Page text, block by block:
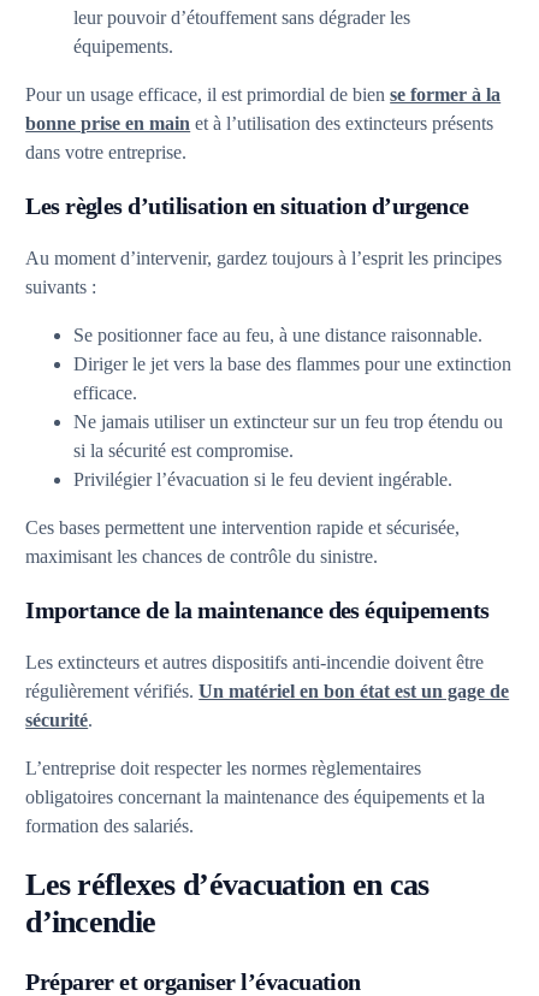
leur pouvoir d’étouffement sans dégrader les
équipements.
Pour un usage efficace, il est primordial de biense former à la
bonne prise en main et à l’utilisation des extincteurs présents
dans votre entreprise.
Les règles d’utilisation en situation d’urgence
Au moment d’intervenir, gardez toujours à l’esprit les principes
suivants :
Se positionner face au feu, à une distance raisonnable.
Diriger le jet vers la base des flammes pour une extinction
efficace.
Ne jamais utiliser un extincteur sur un feu trop étendu ou
si la sécurité est compromise.
Privilégier l’évacuation si le feu devient ingérable.
Ces bases permettent une intervention rapide et sécurisée,
maximisant les chances de contrôle du sinistre.
Importance de la maintenance des équipements
Les extincteurs et autres dispositifs anti-incendie doivent être
régulièrement vérifiés.Un matériel en bon état est un gage de
sécurité.
L’entreprise doit respecter les normes règlementaires
obligatoires concernant la maintenance des équipements et la
formation des salariés.
Les réflexes d’évacuation en cas
d’incendie
Préparer et organiser l’évacuation